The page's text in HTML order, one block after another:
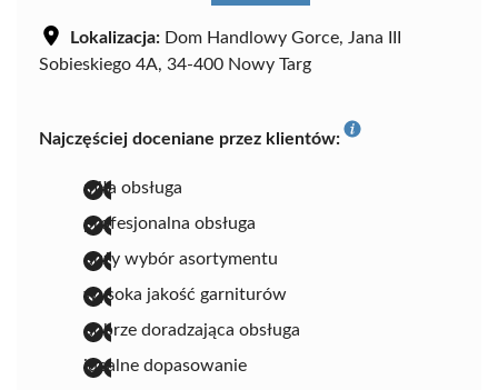
Lokalizacja: Dom Handlowy Gorce, Jana III
Sobieskiego 4A, 34-400 Nowy Targ
Najczęściej doceniane przez klientów:
miła obsługa
profesjonalna obsługa
duży wybór asortymentu
wysoka jakość garniturów
dobrze doradzająca obsługa
idealne dopasowanie